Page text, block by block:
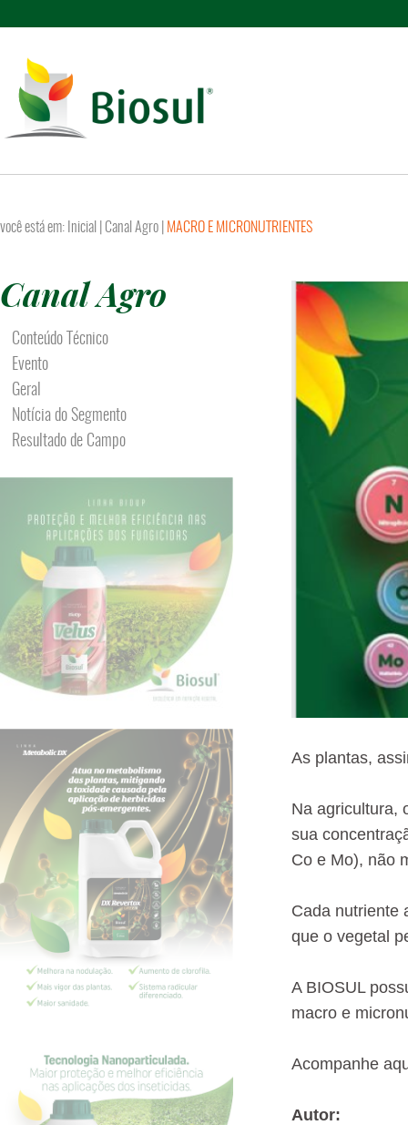
você está em: Inicial Canal Agro MACRO E MICRONUTRIENTES
Canal Agro
Conteúdo Técnico
Evento
Geral
Notícia do Segmento
Resultado de Campo
As plantas,
Na agricultura,
sua
Co e Mo), não
Cada nutriente
que o vegetal
A BIOSUL
macro e
Acompanhe
Autor: